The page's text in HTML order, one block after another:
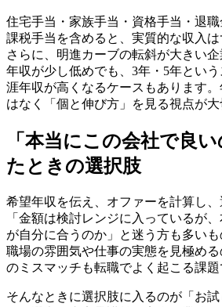
住宅手当・家族手当・資格手当・退
課税手当を含めると、実質的な収入は
さらに、明進カーブの転斜が大きい
年収が少し低めでも、3年・5年とい
涯年収が高くなるケースもあります
はなく「個と伸び方」を見る視点が大
「本当にこの会社で良
たときの選択肢
希望年収を伝え、オファーを計算し、
「金額は検討レンジに入っているが
が自分に合うのか」と迷う方も多い
職場の雰囲気や仕事の実態を見極め
のミスマッチも転職でよく起こる課題
そんなときに選択肢に入るのが「お